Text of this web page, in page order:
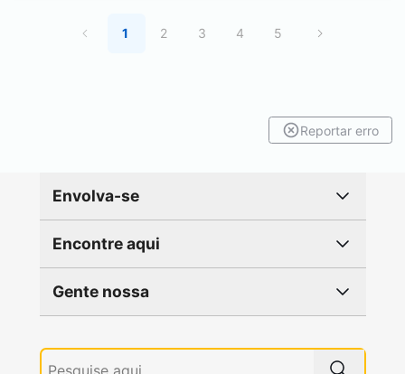
1 2 3 4 5
Reportar erro
Envolva-se
Encontre aqui
Gente nossa